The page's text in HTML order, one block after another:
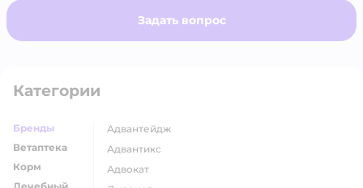
Задать вопрос
Категории
Бренды
Ветаптека
Корм
адвантейдж
адвантикс
адвокат